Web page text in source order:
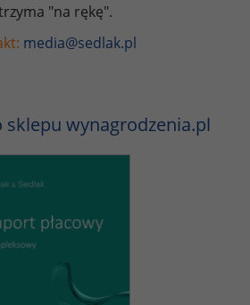
"na rękę".
media@sedlak.pl
sklepu wynagrodzenia.pl